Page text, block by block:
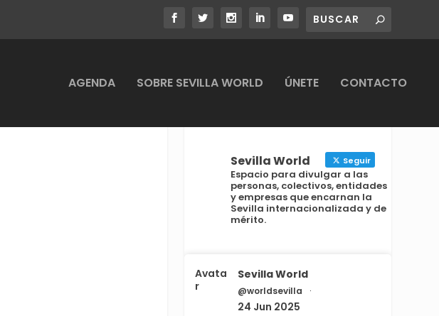
AGENDA SOBRE SEVILLA WORLD ÚNETE CONTACTO
Sevilla World Seguir
Espacio para divulgar a las
personas, colectivos, entidades
y empresas que encarnan la
Sevilla internacionalizada y de
mérito.
Avata
r
Sevilla World
@worldsevilla ·
24 Jun 2025